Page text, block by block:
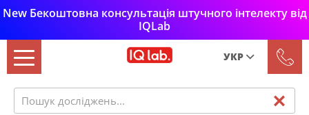
New Бекоштовна консультація штучного інтелекту від
IQLab
УКР
Укр